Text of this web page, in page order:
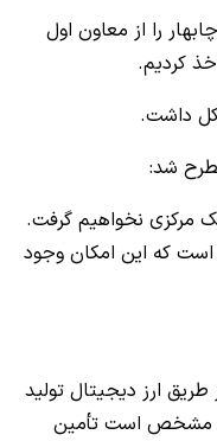
را از معاون اول
کردیم.
داشت.
شد:
مرکزی نخواهیم گرفت.
که این امکان وجود
طریق ارز دیجیتال تولید
مشخص است تأمین